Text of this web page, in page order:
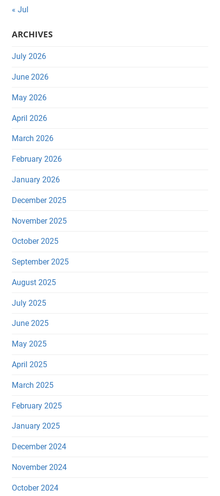
« Jul
ARCHIVES
July 2026
June 2026
May 2026
April 2026
March 2026
February 2026
January 2026
December 2025
November 2025
October 2025
September 2025
August 2025
July 2025
June 2025
May 2025
April 2025
March 2025
February 2025
January 2025
December 2024
November 2024
October 2024